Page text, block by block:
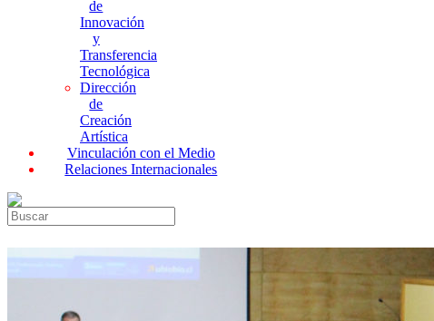
de
Innovación
y
Transferencia
Tecnológica
Dirección
de
Creación
Artística
Vinculación con el Medio
Relaciones Internacionales